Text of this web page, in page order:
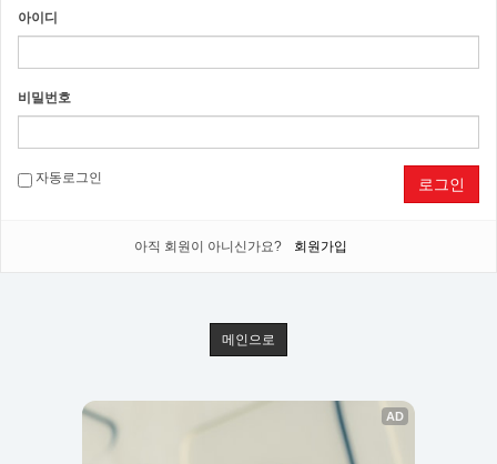
아이디
비밀번호
자동로그인 로그인
아직 회원이 아니신가요? 회원가입
메인으로